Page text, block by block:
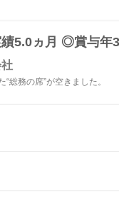
績5.0ヵ月 ◎賞与
総務の席”が空きました。